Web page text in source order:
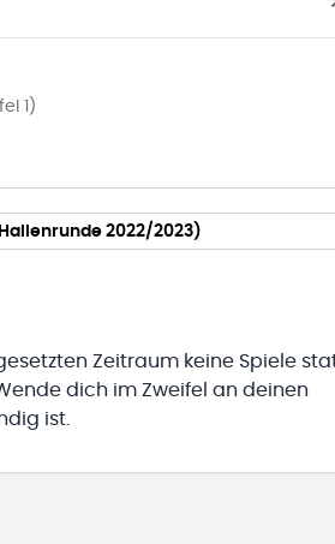
1)
2022/2023)
Zeitraum keine Spiele
dich im Zweifel an deinen
ist.